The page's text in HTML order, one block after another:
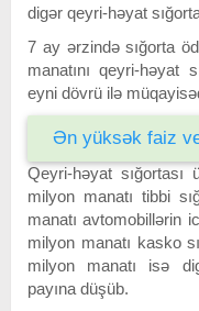
digər qeyri-həyat
7 ay ərzində sığorta
manatını qeyri-həyat
eyni dövrü ilə
Ən yüksək faiz
Qeyri-həyat
milyon manatı tibbi
manatı avtomobillərin
milyon manatı kasko
milyon manatı isə
payına düşüb.